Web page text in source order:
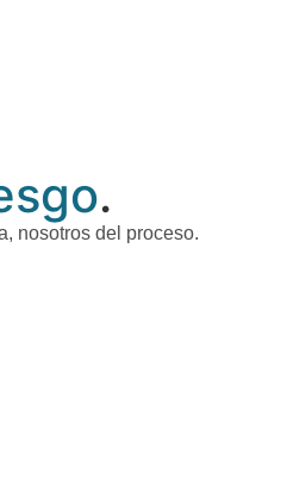
.
nosotros del proceso.